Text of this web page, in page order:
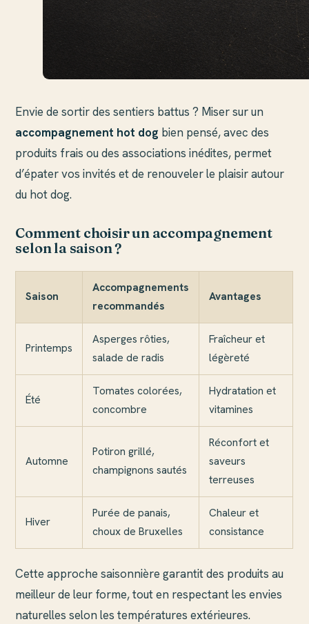
Envie de sortir des sentiers battus ? Miser sur un
accompagnement hot dog bien pensé, avec des
produits frais ou des associations inédites, permet
d’épater vos invités et de renouveler le plaisir autour
du hot dog.
Comment choisir un accompagnement
selon la saison ?
Saison
Accompagnements
recommandés
Avantages
Printemps
Asperges rôties,
salade de radis
Fraîcheur et
légèreté
Été
Tomates colorées,
concombre
Hydratation et
vitamines
Automne
Potiron grillé,
champignons sautés
Réconfort et
saveurs
terreuses
Hiver
Purée de panais,
choux de Bruxelles
Chaleur et
consistance
Cette approche saisonnière garantit des produits au
meilleur de leur forme, tout en respectant les envies
naturelles selon les températures extérieures.